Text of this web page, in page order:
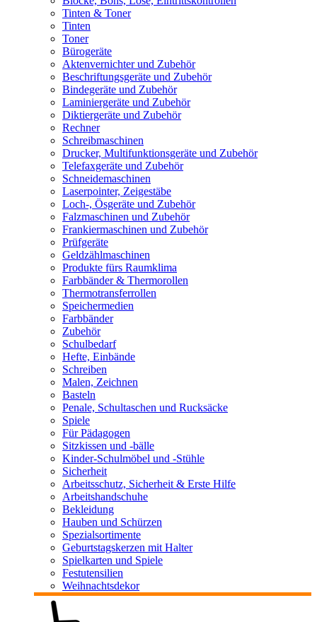
Tinten & Toner
Tinten
Toner
Bürogeräte
Aktenvernichter und Zubehör
Beschriftungsgeräte und Zubehör
Bindegeräte und Zubehör
Laminiergeräte und Zubehör
Diktiergeräte und Zubehör
Rechner
Schreibmaschinen
Drucker, Multifunktionsgeräte und Zubehör
Telefaxgeräte und Zubehör
Schneidemaschinen
Laserpointer, Zeigestäbe
Loch-, Ösgeräte und Zubehör
Falzmaschinen und Zubehör
Frankiermaschinen und Zubehör
Prüfgeräte
Geldzählmaschinen
Produkte fürs Raumklima
Farbbänder & Thermorollen
Thermotransferrollen
Speichermedien
Farbbänder
Zubehör
Schulbedarf
Hefte, Einbände
Schreiben
Malen, Zeichnen
Basteln
Penale, Schultaschen und Rucksäcke
Spiele
Für Pädagogen
Sitzkissen und -bälle
Kinder-Schulmöbel und -Stühle
Sicherheit
Arbeitsschutz, Sicherheit & Erste Hilfe
Arbeitshandschuhe
Bekleidung
Hauben und Schürzen
Spezialsortimente
Geburtstagskerzen mit Halter
Spielkarten und Spiele
Festutensilien
Weihnachtsdekor